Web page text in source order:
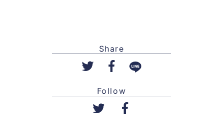
Share
Follow